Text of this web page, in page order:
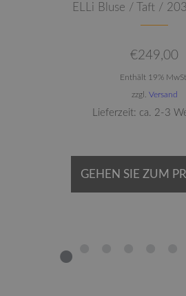
ELLi Bluse / Taft /
€249,00
Enthält 19%
zzgl. Versand
Lieferzeit: ca. 2-3
GEHEN SIE ZUM
1